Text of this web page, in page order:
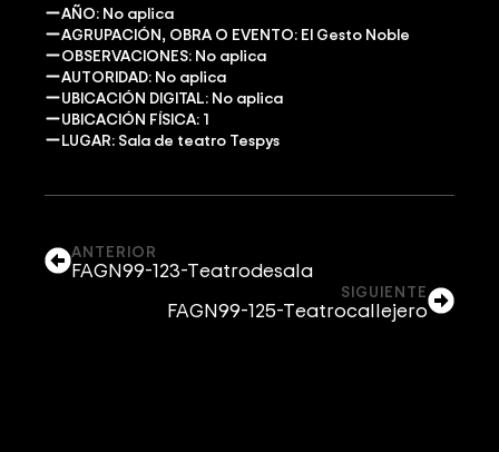
AÑO: No aplica
AGRUPACIÓN, OBRA O EVENTO: El Gesto Noble
OBSERVACIONES: No aplica
AUTORIDAD: No aplica
UBICACIÓN DIGITAL: No aplica
UBICACIÓN FÍSICA: 1
LUGAR: Sala de teatro Tespys
ANTERIOR
FAGN99-123-Teatrodesala
SIGUIENTE
FAGN99-125-Teatrocallejero